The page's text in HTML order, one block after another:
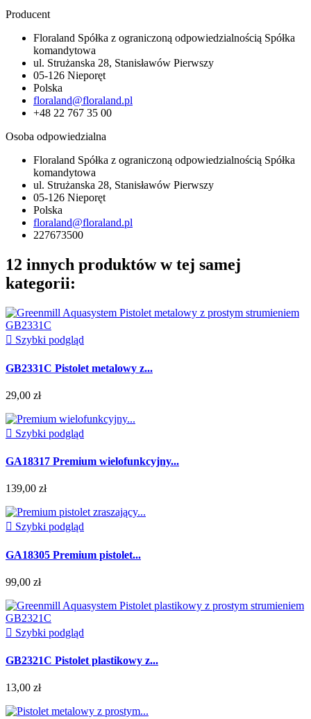
Producent
Floraland Spółka z ograniczoną odpowiedzialnością Spółka
komandytowa
ul. Strużanska 28, Stanisławów Pierwszy
05-126 Nieporęt
Polska
floraland@floraland.pl
+48 22 767 35 00
Osoba odpowiedzialna
Floraland Spółka z ograniczoną odpowiedzialnością Spółka
komandytowa
ul. Strużanska 28, Stanisławów Pierwszy
05-126 Nieporęt
Polska
floraland@floraland.pl
227673500
12 innych produktów w tej samej
kategorii:
 Szybki podgląd
GB2331C Pistolet metalowy z...
29,00 zł
 Szybki podgląd
GA18317 Premium wielofunkcyjny...
139,00 zł
 Szybki podgląd
GA18305 Premium pistolet...
99,00 zł
 Szybki podgląd
GB2321C Pistolet plastikowy z...
13,00 zł